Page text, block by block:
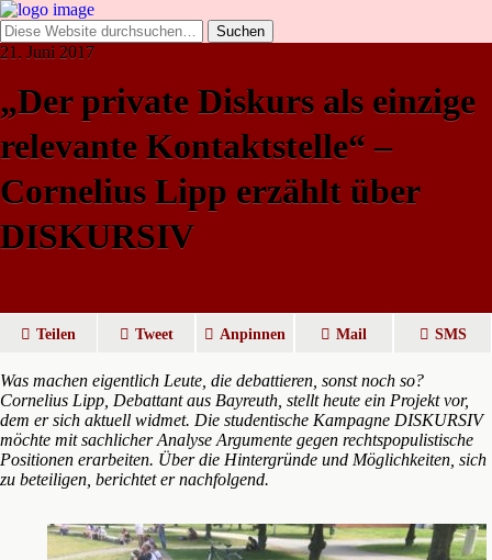
21. Juni 2017
„Der private Diskurs als einzige
relevante Kontaktstelle“ –
Cornelius Lipp erzählt über
DISKURSIV
Teilen Tweet Anpinnen Mail SMS
Was machen eigentlich Leute, die debattieren, sonst noch so?
Cornelius Lipp, Debattant aus Bayreuth, stellt heute ein Projekt vor,
dem er sich aktuell widmet. Die studentische Kampagne DISKURSIV
möchte mit sachlicher Analyse Argumente gegen rechtspopulistische
Positionen erarbeiten. Über die Hintergründe und Möglichkeiten, sich
zu beteiligen, berichtet er nachfolgend.